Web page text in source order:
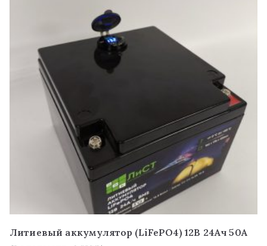
Литиевый аккумулятор (LiFePO4) 12В 24Ач 50А